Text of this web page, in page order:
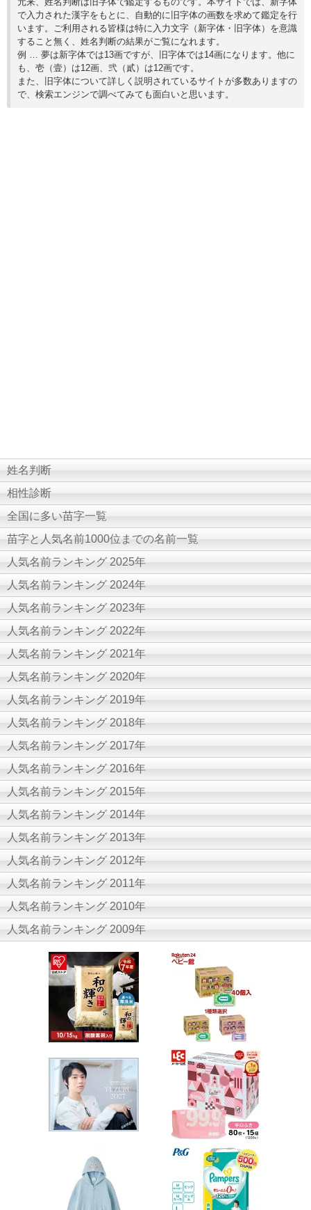
で入力された漢字をもとに、自動的に旧字体の画数を求めて鑑定を行
います。ご利用される皆様は特に入力文字（新字体・旧字体）を意識
すること無く、姓名判断の結果がご覧になれます。
例 … 夢は新字体では13画ですが、旧字体では14画になります。他に
も、壱（壹）は12画、弐（貳）は12画です。
また、旧字体について詳しく説明されているサイトが多数ありますの
で、検索エンジンで調べてみても面白いと思います。
姓名判断
相性診断
全国に多い苗字一覧
苗字と人気名前1000位までの名前一覧
人気名前ランキング 2025年
人気名前ランキング 2024年
人気名前ランキング 2023年
人気名前ランキング 2022年
人気名前ランキング 2021年
人気名前ランキング 2020年
人気名前ランキング 2019年
人気名前ランキング 2018年
人気名前ランキング 2017年
人気名前ランキング 2016年
人気名前ランキング 2015年
人気名前ランキング 2014年
人気名前ランキング 2013年
人気名前ランキング 2012年
人気名前ランキング 2011年
人気名前ランキング 2010年
人気名前ランキング 2009年